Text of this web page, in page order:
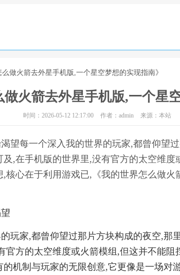
做火箭去外星手机版,一个星空梦想的实现指南》
做火箭去外星手机版,一个星
时间：2026-05-12 12:17:00 作者：admin 来源：本站
望每一个深入我的世界的玩家,都曾仰望
及,在手机版的世界里,没有官方的太空维度
,核心在于利用游戏已,《我的世界怎么做
玩家,都曾仰望过那片方块构成的夜空,那
官方的太空维度或火箭模组,但这并不能阻
机制与玩家的无限创意,它更像是一场对